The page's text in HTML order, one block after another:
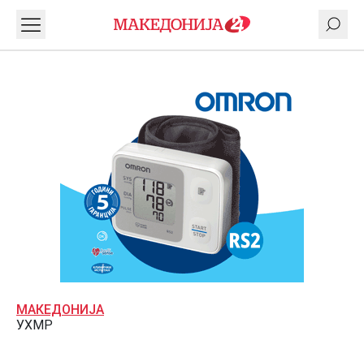
МАКЕДОНИЈА
УХМР